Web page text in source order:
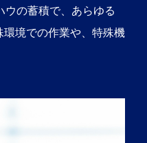
の蓄積で、あらゆる
境での作業や、特殊機